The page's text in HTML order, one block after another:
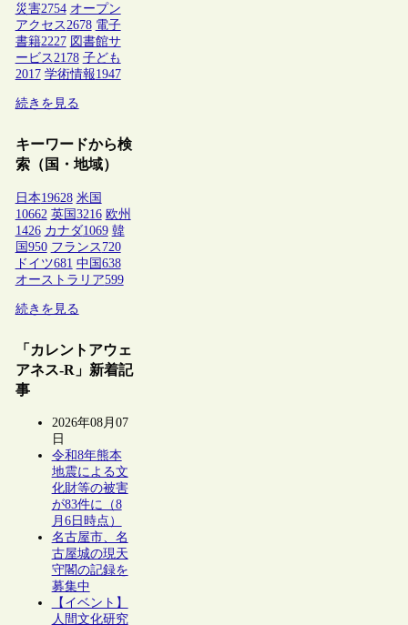
災害2754 オープン
アクセス 2678 電子
書籍2227 図書館サ
ービス 2178 子ども
2017 学術情報1947
続きを見る
キーワードから検
索（国・地域）
日本19628 米国
10662 英国3216 欧州
1426 カナダ1069 韓
国950 フランス 720
ドイツ681 中国638
オーストラリア599
続きを見る
「カレントアウェ
アネス-R」新着記
事
2026年08月07
日
令和8年熊本
地震による文
化財等の被害
が83件に（8
月6日時点）
名古屋市、名
古屋城の現天
守閣の記録を
募集中
【イベント】
人間文化研究